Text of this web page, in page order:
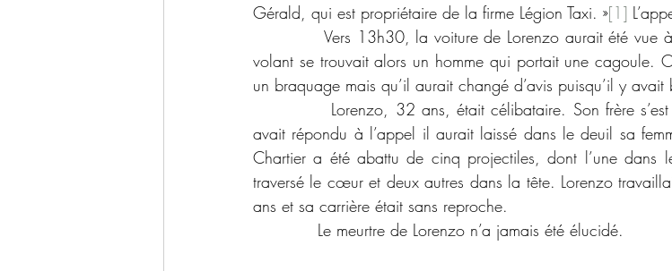
Gérald, qui est propriétaire de la firme Légion Taxi. »[1]
Vers 13h30, la voiture de Lorenzo aurait été vue à la
volant se trouvait alors un homme qui portait une cagoule.
un braquage mais qu’il aurait changé d’avis puisqu’il y
Lorenzo, 32 ans, était célibataire. Son frère s’est
avait répondu à l’appel il aurait laissé dans le deuil sa
Chartier a été abattu de cinq projectiles, dont l’une
traversé le cœur et deux autres dans la tête. Lorenzo
ans et sa carrière était sans reproche.
Le meurtre de Lorenzo n’a jamais été élucidé.